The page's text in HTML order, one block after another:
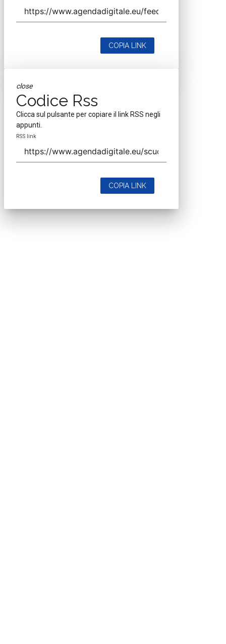
COPIA LINK
close
Codice Rss
Clicca sul pulsante per copiare il link RSS negli
appunti.
RSS link
COPIA LINK